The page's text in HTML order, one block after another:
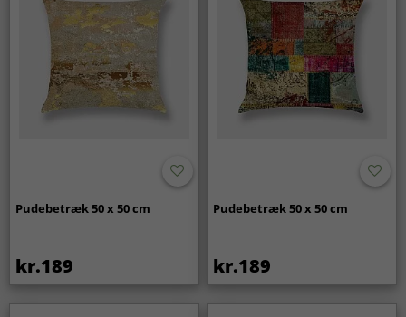
Pudebetræk 50 x 50 cm
kr.189
Pudebetræk 50 x 50 cm
kr.189